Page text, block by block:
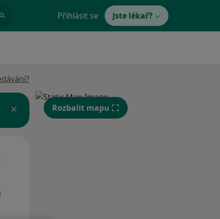
Přihlásit se Jste lékař?
Rozbalit mapu